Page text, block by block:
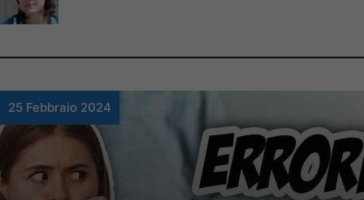
25 Febbraio 2024